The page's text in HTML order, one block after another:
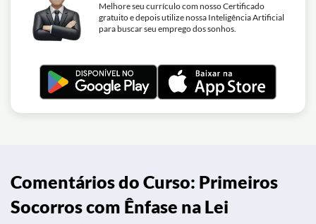
Melhore seu currículo com nosso Certificado
gratuito e depois utilize nossa Inteligência Artificial
para buscar seu emprego dos sonhos.
Comentários do Curso: Primeiros
Socorros com Ênfase na Lei